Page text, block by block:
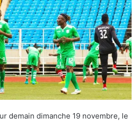
demain dimanche 19 novembre, le